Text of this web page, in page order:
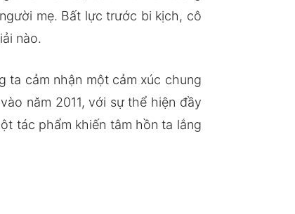
mẹ. Bất lực trước bi kịch, cô
nào.
ta cảm nhận một cảm xúc chung
năm 2011, với sự thể hiện đầy
tác phẩm khiến tâm hồn ta lắng